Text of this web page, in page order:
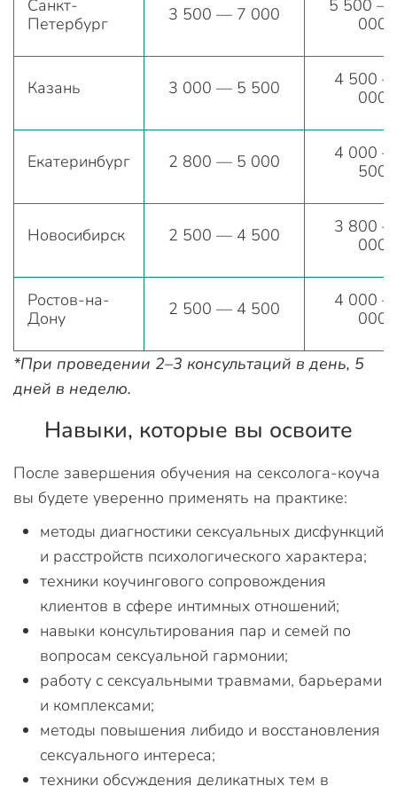
Санкт-
Петербург
3 500 — 7 000
5 500 —
000
Казань 3 000 — 5 500
4 500
000
Екатеринбург 2 800 — 5 000
4 000
500
Новосибирск 2 500 — 4 500
3 800
000
Ростов-на-
Дону
2 500 — 4 500
4 000
000
*При проведении 2–3 консультаций в день, 5
дней в неделю.
Навыки, которые вы освоите
После завершения обучения на сексолога-коуча
вы будете уверенно применять на практике:
методы диагностики сексуальных дисфункций
и расстройств психологического характера;
техники коучингового сопровождения
клиентов в сфере интимных отношений;
навыки консультирования пар и семей по
вопросам сексуальной гармонии;
работу с сексуальными травмами, барьерами
и комплексами;
методы повышения либидо и восстановления
сексуального интереса;
техники обсуждения деликатных тем в